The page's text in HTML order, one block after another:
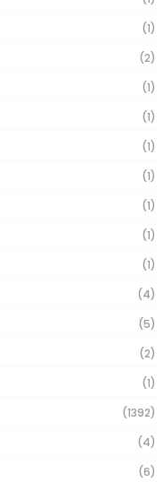
(1)
(2)
(1)
(1)
(1)
(1)
(1)
(1)
(1)
(4)
(5)
(2)
(1)
(1392)
(4)
(6)